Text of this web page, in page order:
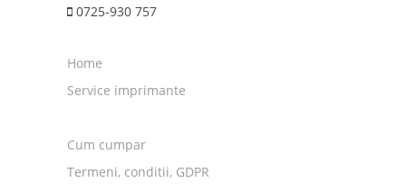
0725-930 757
Home
Service imprimante
Cum cumpar
Termeni, conditii, GDPR